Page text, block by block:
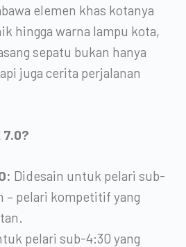
elemen khas kotanya
hingga warna lampu kota,
sepatu bukan hanya
juga cerita perjalanan
7.0?
Didesain untuk pelari sub-
– pelari kompetitif yang
pelari sub-4:30 yang